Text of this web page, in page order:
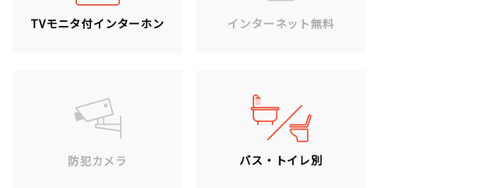
TVモニタ付インターホン インターネット無料
防犯カメラ バス・トイレ別